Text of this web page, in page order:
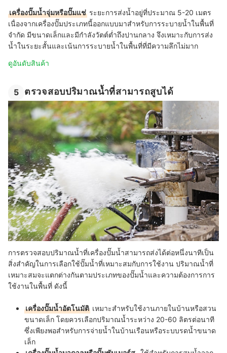
เครื่องปั๊มน้ำจุ่มหรือปั๊มแช่ ระยะการส่งน้ำอยู่ที่ประมาณ 5-20 เมตร
เนื่องจากเครื่องปั๊มประเภทนี้ออกแบบมาสำหรับการระบายน้ำในพื้นที่
จำกัด มีขนาดเล็กและมีกำลังวัตต์ต่ำถึงปานกลาง จึงเหมาะกับการส่ง
น้ำในระยะสั้นและเน้นการระบายน้ำในพื้นที่ที่มีความลึกไม่มาก
ดูอันดับสินค้า
5 ตรวจสอบปริมาณน้ำที่สามารถสูบได้
การตรวจสอบปริมาณน้ำที่เครื่องปั๊มน้ำสามารถส่งได้ต่อหนึ่งนาทีเป็น
สิ่งสำคัญในการเลือกใช้ปั๊มน้ำที่เหมาะสมกับการใช้งาน ปริมาณน้ำที่
เหมาะสมจะแตกต่างกันตามประเภทของปั๊มน้ำและความต้องการการ
ใช้งานในพื้นที่ ดังนี้
เครื่องปั๊มน้ำอัตโนมัติ เหมาะสำหรับใช้งานภายในบ้านหรือสวน
ขนาดเล็ก โดยควรเลือกปริมาณน้ำระหว่าง 20-60 ลิตรต่อนาที
ซึ่งเพียงพอสำหรับการจ่ายน้ำในบ้านเรือนหรือระบบรดน้ำขนาด
เล็ก